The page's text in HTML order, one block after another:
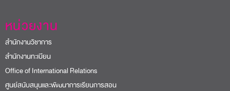
หน่วยงาน
สำนักงานวิชาการ
สำนักงานทะเบียน
Office of International Relations
ศูนย์สนับสนุนและพัฒนาการเรียนการสอน